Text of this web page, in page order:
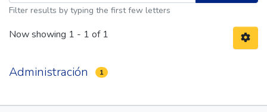
Filter results by typing the first few letters
Now showing 1 - 1 of 1
Administración 1